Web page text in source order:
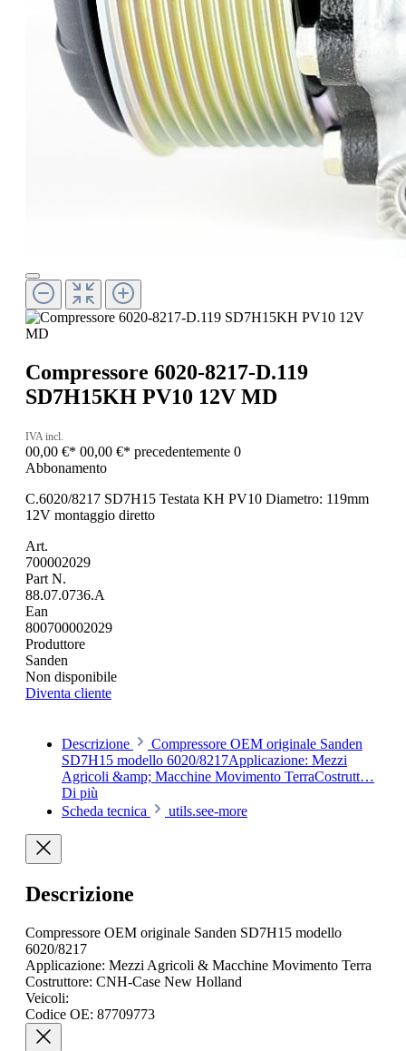
Compressore 6020-8217-D.119
SD7H15KH PV10 12V MD
IVA incl.
00,00 €* 00,00 €* precedentemente 0
Abbonamento
C.6020/8217 SD7H15 Testata KH PV10 Diametro: 119mm
12V montaggio diretto
Art.
700002029
Part N.
88.07.0736.A
Ean
800700002029
Produttore
Sanden
Non disponibile
Diventa cliente
Descrizione
Compressore OEM originale Sanden
SD7H15 modello 6020/8217Applicazione: Mezzi
Agricoli &amp; Macchine Movimento TerraCostrutt…
Di più
Scheda tecnica
utils.see-more
Descrizione
Compressore OEM originale Sanden SD7H15 modello
6020/8217
Applicazione: Mezzi Agricoli & Macchine Movimento Terra
Costruttore: CNH-Case New Holland
Veicoli:
Codice OE: 87709773